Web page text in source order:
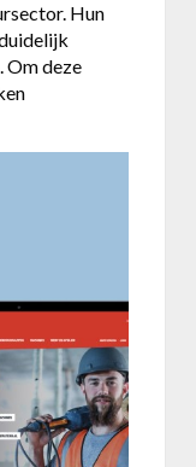
Hun
Om deze